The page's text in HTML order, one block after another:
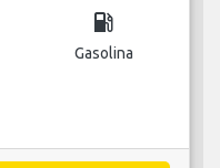
local_gas_station
Gasolina